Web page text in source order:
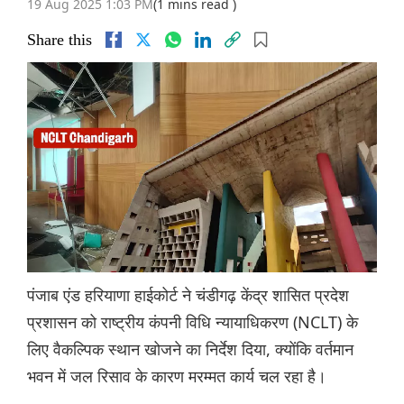
19 Aug 2025 1:03 PM(1 mins read )
Share this
पंजाब एंड हरियाणा हाईकोर्ट ने चंडीगढ़ केंद्र शासित प्रदेश
प्रशासन को राष्ट्रीय कंपनी विधि न्यायाधिकरण (NCLT) के
लिए वैकल्पिक स्थान खोजने का निर्देश दिया, क्योंकि वर्तमान
भवन में जल रिसाव के कारण मरम्मत कार्य चल रहा है।